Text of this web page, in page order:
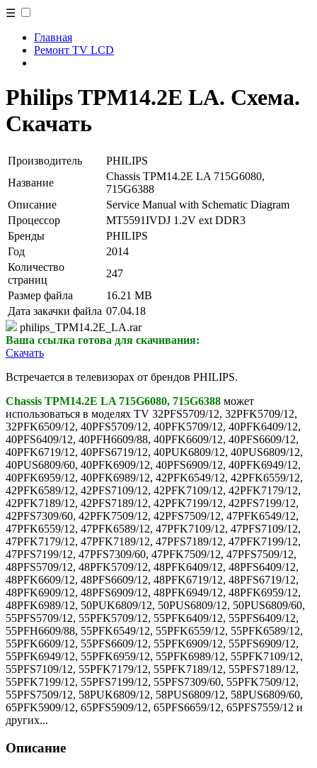
☰
Главная
Ремонт TV LCD
Philips TPM14.2E LA. Схема.
Скачать
Производитель
PHILIPS
Название
Chassis TPM14.2E LA 715G6080,
715G6388
Описание
Service Manual with Schematic Diagram
Процессор
MT5591IVDJ 1.2V ext DDR3
Бренды
PHILIPS
Год
2014
Количество
страниц
247
Размер файла
16.21 MB
Дата закачки файла 07.04.18
philips_TPM14.2E_LA.rar
Ваша ссылка готова для скачивания:
Скачать
Встречается в телевизорах от брендов PHILIPS.
Chassis TPM14.2E LA 715G6080, 715G6388 может
использоваться в моделях TV 32PFS5709/12, 32PFK5709/12,
32PFK6509/12, 40PFS5709/12, 40PFK5709/12, 40PFK6409/12,
40PFS6409/12, 40PFH6609/88, 40PFK6609/12, 40PFS6609/12,
40PFK6719/12, 40PFS6719/12, 40PUK6809/12, 40PUS6809/12,
40PUS6809/60, 40PFK6909/12, 40PFS6909/12, 40PFK6949/12,
40PFK6959/12, 40PFK6989/12, 42PFK6549/12, 42PFK6559/12,
42PFK6589/12, 42PFS7109/12, 42PFK7109/12, 42PFK7179/12,
42PFK7189/12, 42PFS7189/12, 42PFK7199/12, 42PFS7199/12,
42PFS7309/60, 42PFK7509/12, 42PFS7509/12, 47PFK6549/12,
47PFK6559/12, 47PFK6589/12, 47PFK7109/12, 47PFS7109/12,
47PFK7179/12, 47PFK7189/12, 47PFS7189/12, 47PFK7199/12,
47PFS7199/12, 47PFS7309/60, 47PFK7509/12, 47PFS7509/12,
48PFS5709/12, 48PFK5709/12, 48PFK6409/12, 48PFS6409/12,
48PFK6609/12, 48PFS6609/12, 48PFK6719/12, 48PFS6719/12,
48PFK6909/12, 48PFS6909/12, 48PFK6949/12, 48PFK6959/12,
48PFK6989/12, 50PUK6809/12, 50PUS6809/12, 50PUS6809/60,
55PFS5709/12, 55PFK5709/12, 55PFK6409/12, 55PFS6409/12,
55PFH6609/88, 55PFK6549/12, 55PFK6559/12, 55PFK6589/12,
55PFK6609/12, 55PFS6609/12, 55PFK6909/12, 55PFS6909/12,
55PFK6949/12, 55PFK6959/12, 55PFK6989/12, 55PFK7109/12,
55PFS7109/12, 55PFK7179/12, 55PFK7189/12, 55PFS7189/12,
55PFK7199/12, 55PFS7199/12, 55PFS7309/60, 55PFK7509/12,
55PFS7509/12, 58PUK6809/12, 58PUS6809/12, 58PUS6809/60,
65PFK5909/12, 65PFS5909/12, 65PFS6659/12, 65PFS7559/12 и
других...
Описание